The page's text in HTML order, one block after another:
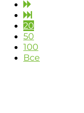
20
50
100
Все